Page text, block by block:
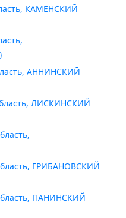
КАМЕНСКИЙ
АННИНСКИЙ
ЛИСКИНСКИЙ
ГРИБАНОВСКИЙ
ПАНИНСКИЙ